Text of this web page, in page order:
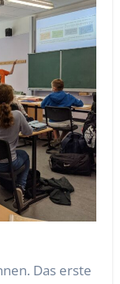
Das erste